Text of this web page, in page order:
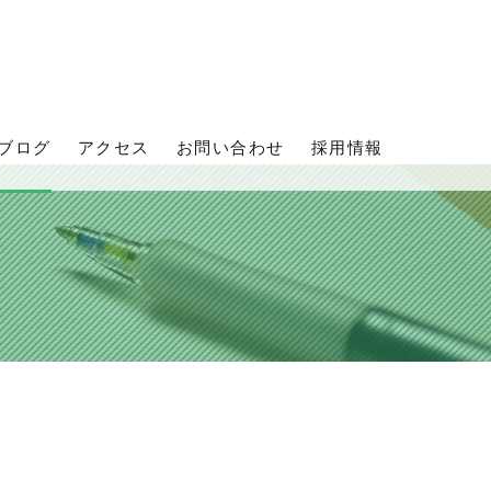
ログ アクセス お問い合わせ 採用情報